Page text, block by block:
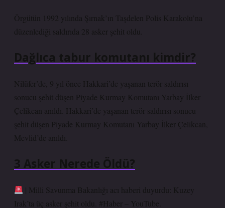
Örgütün 1992 yılında Şırnak’ın Taşdelen Polis Karakolu’na
düzenlediği saldırıda 28 asker şehit oldu.
Dağlıca tabur komutanı kimdir?
Nilüfer’de, 9 yıl önce Hakkari’de yaşanan terör saldırısı
sonucu şehit düşen Piyade Kurmay Komutanı Yarbay İlker
Çelikcan anıldı. Hakkari’de yaşanan terör saldırısı sonucu
şehit düşen Piyade Kurmay Komutanı Yarbay İlker Çelikcan,
Mevlid’de anıldı.
3 Asker Nerede Öldü?
| Milli Savunma Bakanlığı acı haberi duyurdu: Kuzey
Irak’ta üç asker şehit oldu. #Haber – YouTube.